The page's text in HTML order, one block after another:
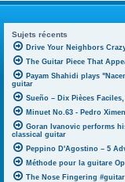
Sujets récents
Drive Your Neighbors
The Guitar Piece That
Payam Shahidi plays
guitar
Sueño – Dix Pièces
Minuet No.63 - Pedro
Goran Ivanovic performs
classical guitar
Peppino D'Agostino – 5
Méthode pour la guitare
The Nose Fingering